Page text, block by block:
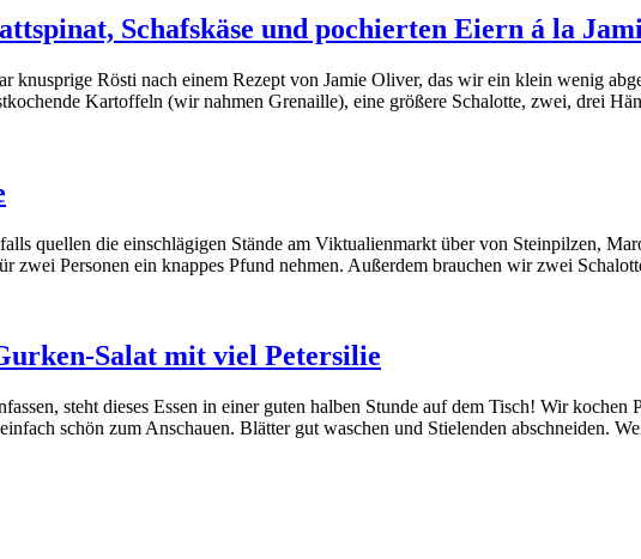
Schafskäse und pochierten Eiern á la
Rösti nach einem Rezept von Jamie Oliver, das wir ein klein wenig
Kartoffeln (wir nahmen Grenaille), eine größere Schalotte, zwei, drei
quellen die einschlägigen Stände am Viktualienmarkt über von Steinpilzen,
zwei Personen ein knappes Pfund nehmen. Außerdem brauchen wir zwei
Salat mit viel Petersilie
steht dieses Essen in einer guten halben Stunde auf dem Tisch! Wir
schön zum Anschauen. Blätter gut waschen und Stielenden abschneiden.